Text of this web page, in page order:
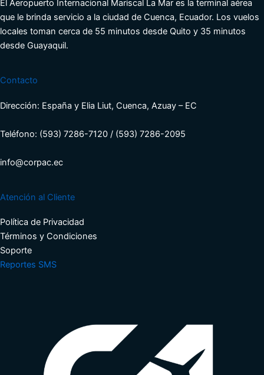
El Aeropuerto Internacional Mariscal La Mar es la terminal aérea
que le brinda servicio a la ciudad de Cuenca, Ecuador. Los vuelos
locales toman cerca de 55 minutos desde Quito y 35 minutos
desde Guayaquil.
Contacto
Dirección: España y Elia Liut, Cuenca, Azuay – EC
Teléfono: (593) 7286-7120 / (593) 7286-2095
info@corpac.ec
Atención al Cliente
Política de Privacidad
Términos y Condiciones​
Soporte​
Reportes SMS